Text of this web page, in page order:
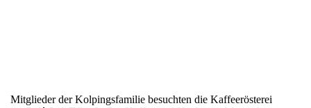
Mitglieder der Kolpingsfamilie besuchten die Kaffeerösterei